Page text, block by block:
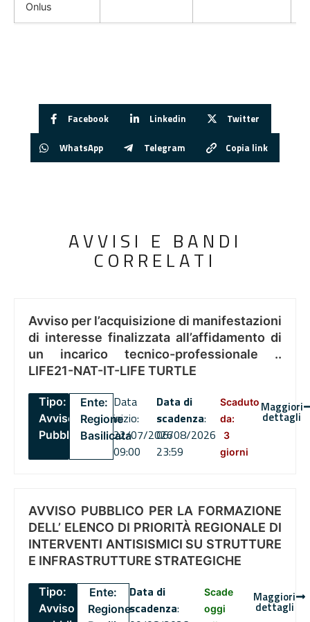
Onlus
Facebook Linkedin Twitter
WhatsApp Telegram Copia link
AVVISI E BANDI
CORRELATI
Avviso per l’acquisizione di manifestazioni
di interesse finalizzata all’affidamento di
un incarico tecnico-professionale ..
LIFE21-NAT-IT-LIFE TURTLE
Tipo:
Avviso
Pubblico
Ente:
Regione
Basilicata
Data
inizio:
22/07/2026
09:00
Data di
scadenza:
06/08/2026
23:59
Scaduto
da:
3
giorni
Maggiori
dettagli
AVVISO PUBBLICO PER LA FORMAZIONE
DELL’ ELENCO DI PRIORITÀ REGIONALE DI
INTERVENTI ANTISISMICI SU STRUTTURE
E INFRASTRUTTURE STRATEGICHE
Tipo:
Avviso
Ente:
Regione
Data di
scadenza:
Scade
oggi
Maggiori
dettagli